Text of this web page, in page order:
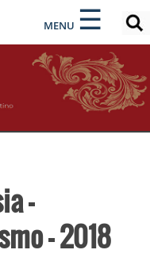
MENU ☰
×
×
NOTÍCIA
-
- 2018